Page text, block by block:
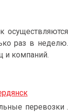
осуществляются
раз в неделю.
и компаний.
перевозки .